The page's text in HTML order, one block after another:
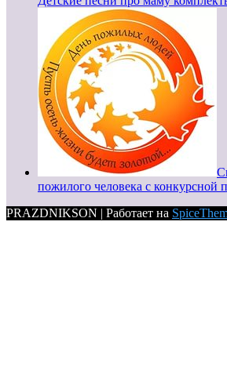
пожилого человека с конкурсной
PRAZDNIKSON | Работает на